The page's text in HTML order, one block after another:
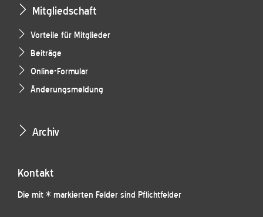
Mitgliedschaft
Vorteile für Mitglieder
Beiträge
Online-Formular
Änderungsmeldung
Archiv
Kontakt
Die mit * markierten Felder sind Pflichtfelder